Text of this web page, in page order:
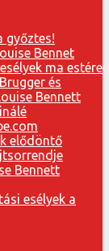
győztes!
ma estére
elődöntő
esélyek a